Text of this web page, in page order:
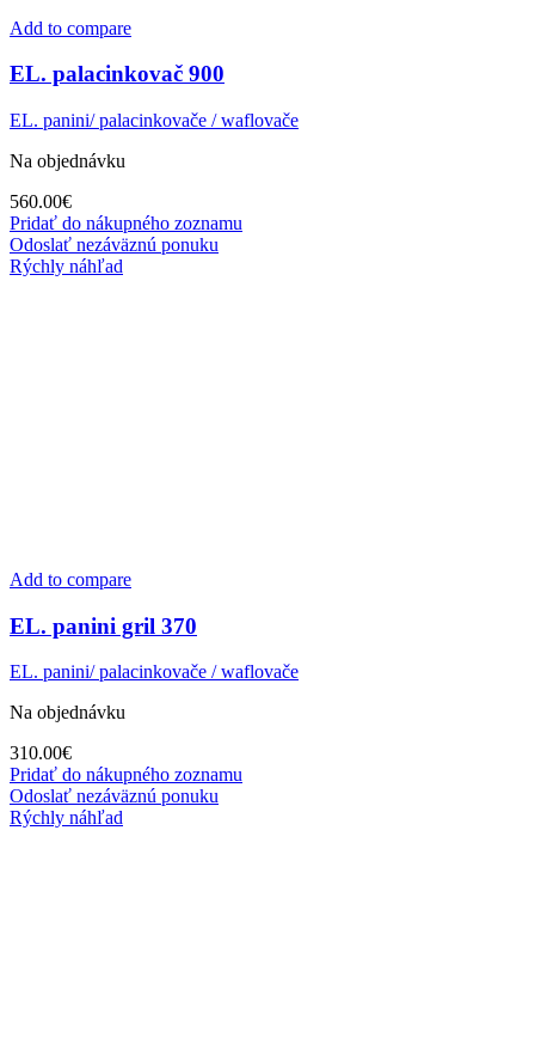
Add to compare
EL. palacinkovač 900
EL. panini/ palacinkovače / waflovače
Na objednávku
560.00€
Pridať do nákupného zoznamu
Odoslať nezáväznú ponuku
Rýchly náhľad
Add to compare
EL. panini gril 370
EL. panini/ palacinkovače / waflovače
Na objednávku
310.00€
Pridať do nákupného zoznamu
Odoslať nezáväznú ponuku
Rýchly náhľad